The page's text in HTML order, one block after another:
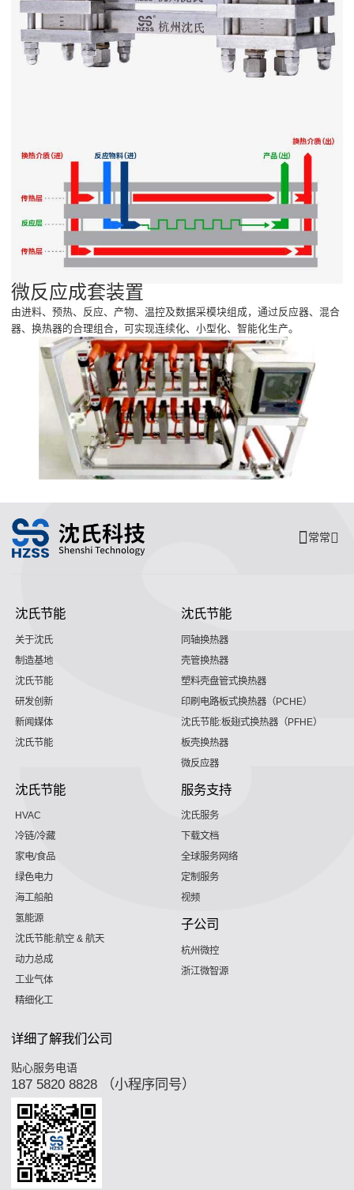
微反应成套装置
由进料、预热、反应、产物、温控及数据采模块组成，通过反应器、混合
器、换热器的合理组合，可实现连续化、小型化、智能化生产。
常常
沈氏节能
关于沈氏
制造基地
沈氏节能
研发创新
新闻媒体
沈氏节能
沈氏节能
同轴换热器
壳管换热器
塑料壳盘管式换热器
印刷电路板式换热器（PCHE）
沈氏节能:板翅式换热器（PFHE）
板壳换热器
微反应器
沈氏节能
HVAC
冷链/冷藏
家电/食品
绿色电力
海工船舶
氢能源
沈氏节能:航空 & 航天
动力总成
工业气体
精细化工
服务支持
沈氏服务
下载文档
全球服务网络
定制服务
视频
子公司
杭州微控
浙江微智源
详细了解我们公司
贴心服务电语
187 5820 8828 （小程序同号）